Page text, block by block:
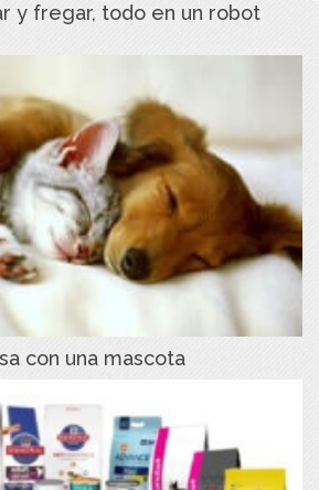
y fregar, todo en un robot
con una mascota